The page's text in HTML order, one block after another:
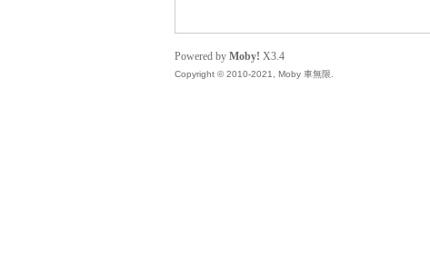
Powered by Moby! X3.4
Copyright © 2010-2021, Moby 車無限.